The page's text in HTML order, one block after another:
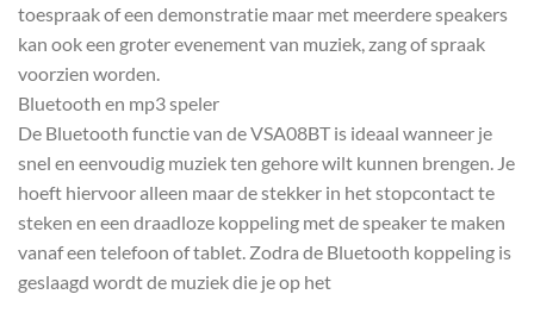
toespraak of een demonstratie maar met meerdere speakers
kan ook een groter evenement van muziek, zang of spraak
voorzien worden.
Bluetooth en mp3 speler
De Bluetooth functie van de VSA08BT is ideaal wanneer je
snel en eenvoudig muziek ten gehore wilt kunnen brengen. Je
hoeft hiervoor alleen maar de stekker in het stopcontact te
steken en een draadloze koppeling met de speaker te maken
vanaf een telefoon of tablet. Zodra de Bluetooth koppeling is
geslaagd wordt de muziek die je op het